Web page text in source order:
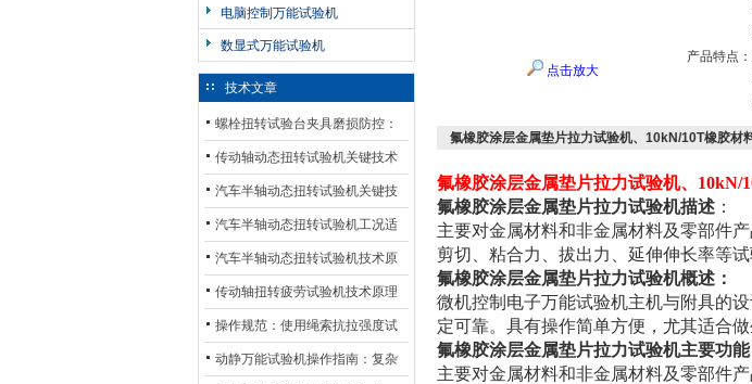
电脑控制万能试验机
数显式万能试验机
技术文章
螺栓扭转试验台夹具磨损防控：
材质选型与表面处理的耐用性优
化
传动轴动态扭转试验机关键技术
及产业落地应用
汽车半轴动态扭转试验机关键技
术及产业落地应用
汽车半轴动态扭转试验机工况适
配与质控应用探析
汽车半轴动态扭转试验机技术原
理与行业应用
传动轴扭转疲劳试验机技术原理
与行业应用
操作规范：使用绳索抗拉强度试
验机的完整测试步骤
动静万能试验机操作指南：复杂
点击放大
产品特点：
氟橡胶涂层金属垫片拉力试验机、10kN/10T橡胶材
氟橡胶涂层金属垫片拉力试验机、10kN/
氟橡胶涂层金属垫片拉力试验机描述 ：
主要对金属材料和非金属材料及零部件
剪切、粘合力、拔出力、延伸伸长率等
氟橡胶涂层金属垫片拉力试验机概述：
微机控制电子万能试验机主机与附具的
定可靠。具有操作简单方便，尤其适合
氟橡胶涂层金属垫片拉力试验机主要功能
主要对金属材料和非金属材料及零部件